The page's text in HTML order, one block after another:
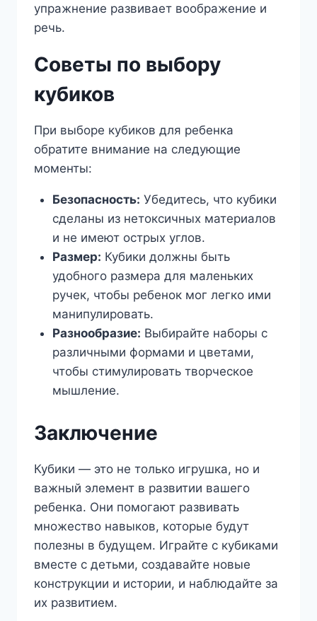
упражнение развивает воображение и
речь.
Советы по выбору
кубиков
При выборе кубиков для ребенка
обратите внимание на следующие
моменты:
Безопасность: Убедитесь, что кубики
сделаны из нетоксичных материалов
и не имеют острых углов.
Размер: Кубики должны быть
удобного размера для маленьких
ручек, чтобы ребенок мог легко ими
манипулировать.
Разнообразие: Выбирайте наборы с
различными формами и цветами,
чтобы стимулировать творческое
мышление.
Заключение
Кубики — это не только игрушка, но и
важный элемент в развитии вашего
ребенка. Они помогают развивать
множество навыков, которые будут
полезны в будущем. Играйте с кубиками
вместе с детьми, создавайте новые
конструкции и истории, и наблюдайте за
их развитием.